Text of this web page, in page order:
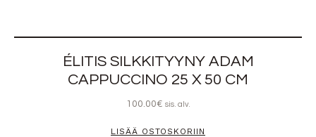
ÉLITIS SILKKITYYNY ADAM
CAPPUCCINO 25 X 50 CM
100.00€ sis. alv.
LISÄÄ OSTOSKORIIN